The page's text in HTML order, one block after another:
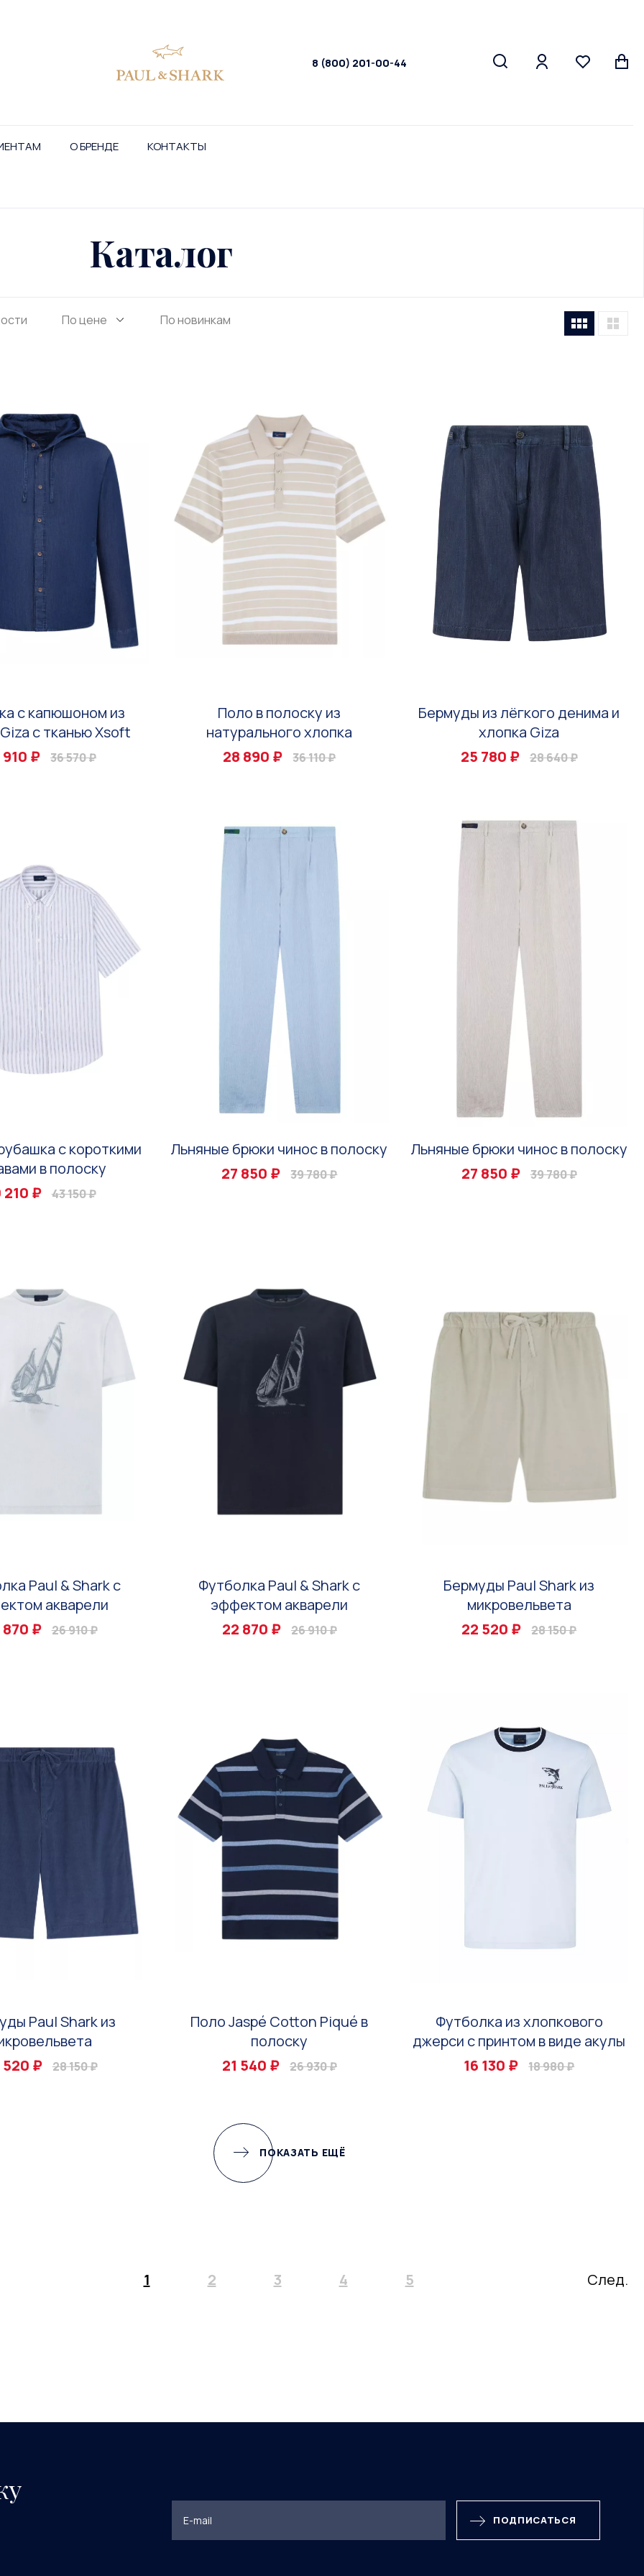
8 (800) 201-00-44
О БРЕНДЕ КОНТАКТЫ
Каталог
По цене По новинкам
с капюшоном из
с тканью Xsoft
910 ₽
36 570 ₽
Поло в полоску из
натурального хлопка
28 890 ₽
36 110 ₽
Бермуды из лёгкого денима и
хлопка Giza
25 780 ₽
28 640 ₽
с короткими
в полоску
210 ₽
43 150 ₽
Льняные брюки чинос в полоску
27 850 ₽
39 780 ₽
Льняные брюки чинос в полоску
27 850 ₽
39 780 ₽
Paul & Shark с
акварели
₽
26 910 ₽
Футболка Paul & Shark с
эффектом акварели
22 870 ₽
26 910 ₽
Бермуды Paul Shark из
микровельвета
22 520 ₽
28 150 ₽
Paul Shark из
520 ₽
28 150 ₽
Поло Jaspé Cotton Piqué в
полоску
21 540 ₽
26 930 ₽
Футболка из хлопкового
джерси с принтом в виде акулы
16 130 ₽
18 980 ₽
ПОКАЗАТЬ ЕЩЁ
1 2 3 4 5 След.
ПОДПИСАТЬСЯ